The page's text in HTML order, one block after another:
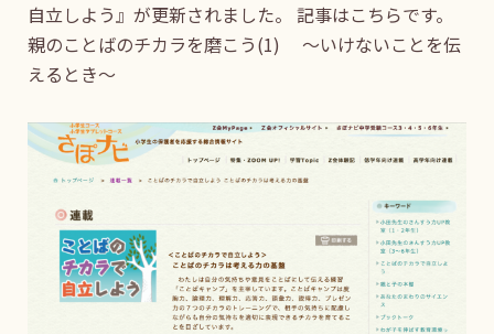
自立しよう』が更新されました。 記事はこちらです。
親のことばのチカラを磨こう(1) ～いけないことを伝
えるとき～